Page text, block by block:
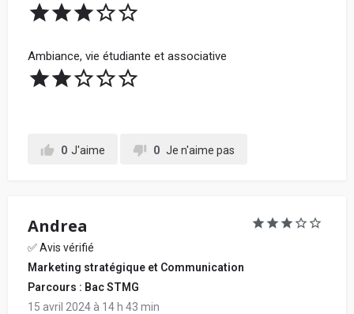
Ambiance, vie étudiante et associative
0 J'aime 0 Je n'aime pas
Andrea
✅ Avis vérifié
Marketing stratégique et Communication
Parcours : Bac STMG
15 avril 2024 à 14 h 43 min